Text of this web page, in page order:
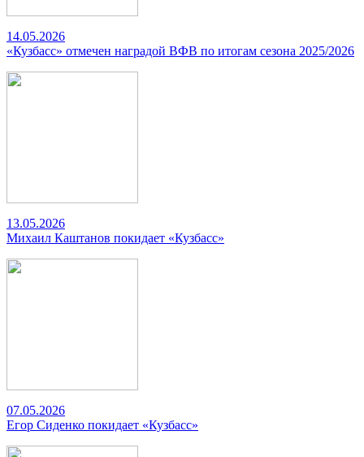
14.05.2026
«Кузбасс» отмечен наградой ВФВ по итогам сезона 2025/2026
13.05.2026
Михаил Каштанов покидает «Кузбасс»
07.05.2026
Егор Сиденко покидает «Кузбасс»